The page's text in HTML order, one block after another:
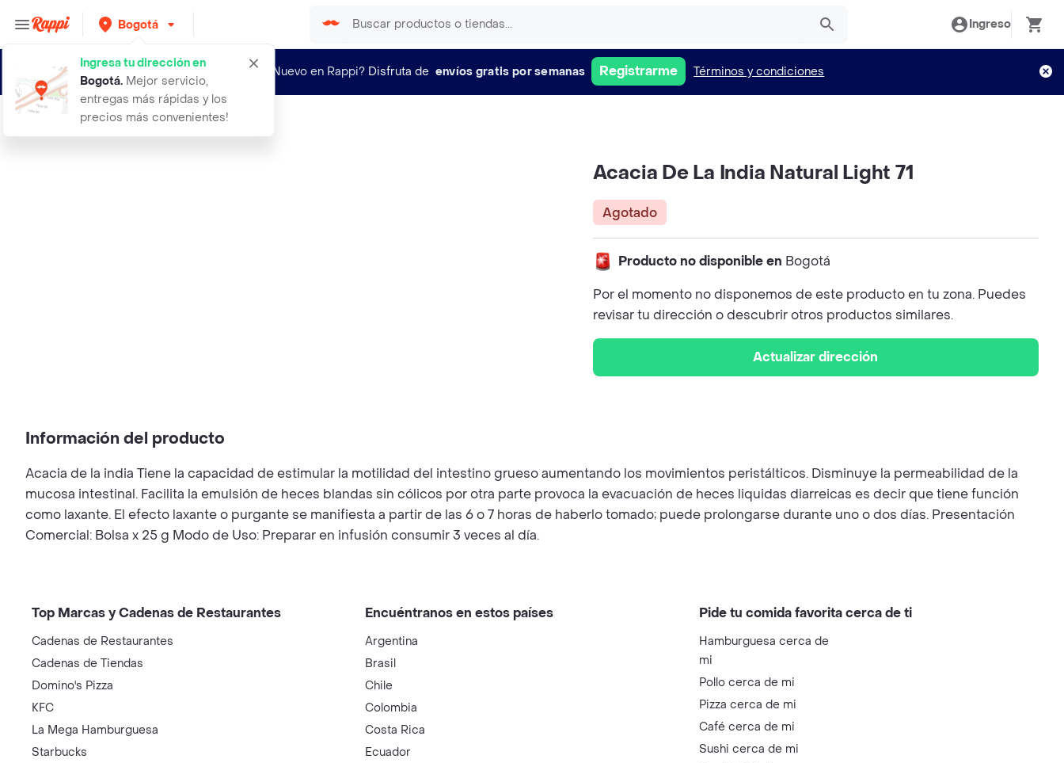
Bogotá
Ingresa tu dirección en
Bogotá. Mejor servicio,
entregas más rápidas y los
precios más convenientes!
Ingreso
¿Nuevo en Rappi? Disfruta de envíos gratis por semanas Registrarme Términos y condiciones
acacia de la india natural light 71
Acacia De La India Natural Light 71
Agotado
Producto no disponible en Bogotá
Por el momento no disponemos de este producto en tu zona. Puedes
revisar tu dirección o descubrir otros productos similares.
Actualizar dirección
Información del producto
Acacia de la india Tiene la capacidad de estimular la motilidad del intestino grueso aumentando los movimientos peristálticos. Disminuye la permeabilidad de la
mucosa intestinal. Facilita la emulsión de heces blandas sin cólicos por otra parte provoca la evacuación de heces liquidas diarreicas es decir que tiene función
como laxante. El efecto laxante o purgante se manifiesta a partir de las 6 o 7 horas de haberlo tomado; puede prolongarse durante uno o dos días. Presentación
Comercial: Bolsa x 25 g Modo de Uso: Preparar en infusión consumir 3 veces al día.
Top Marcas y Cadenas de Restaurantes
Cadenas de Restaurantes
Cadenas de Tiendas
Domino's Pizza
KFC
La Mega Hamburguesa
Starbucks
Encuéntranos en estos países
Argentina
Brasil
Chile
Colombia
Costa Rica
Ecuador
Pide tu comida favorita cerca de ti
Hamburguesa cerca de
mi
Pollo cerca de mi
Pizza cerca de mi
Café cerca de mi
Sushi cerca de mi